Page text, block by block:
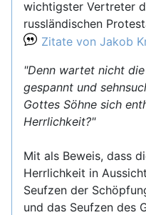
wichtigster Vertreter
russländischen
Zitate von Jakob
"Denn wartet nicht
gespannt und
Gottes Söhne sich
Herrlichkeit?"
Mit als Beweis, dass
Herrlichkeit in
Seufzen der
und das Seufzen des